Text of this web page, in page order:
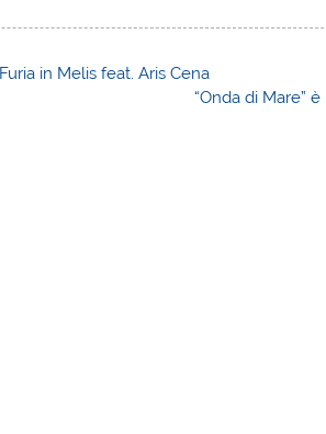
in Melis feat. Aris Cena
“Onda di Mare”